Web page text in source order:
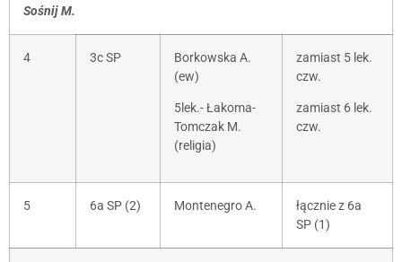
Sośnij M.
4 3c SP
Borkowska A.
(ew)
5lek.- Łakoma-
Tomczak M.
(religia)
zamiast 5 lek.
czw.
zamiast 6 lek.
czw.
5 6a SP (2) Montenegro A.
łącznie z 6a
SP (1)